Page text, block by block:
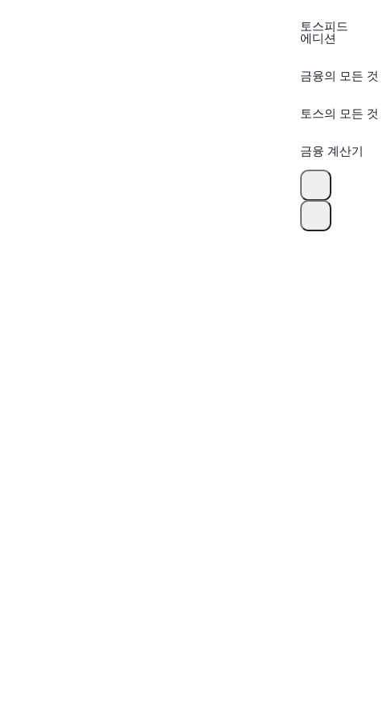
토스피드
에디션
금융의 모든 것
토스의 모든 것
금융 계산기